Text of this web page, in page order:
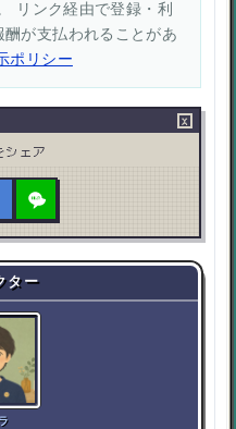
リンク経由で登録・利
が支払われることがあ
ポリシー
×
シェア
ター